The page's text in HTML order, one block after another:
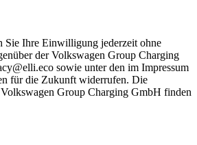
Sie Ihre Einwilligung jederzeit ohne
der Volkswagen Group Charging
sowie unter den im Impressum
für die Zukunft widerrufen. Die
Group Charging GmbH finden